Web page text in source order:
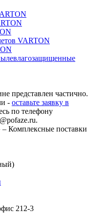
VARTON
представлен частично.
- оставьте заявку в
по телефону
.
– Комплексные поставки
212-3